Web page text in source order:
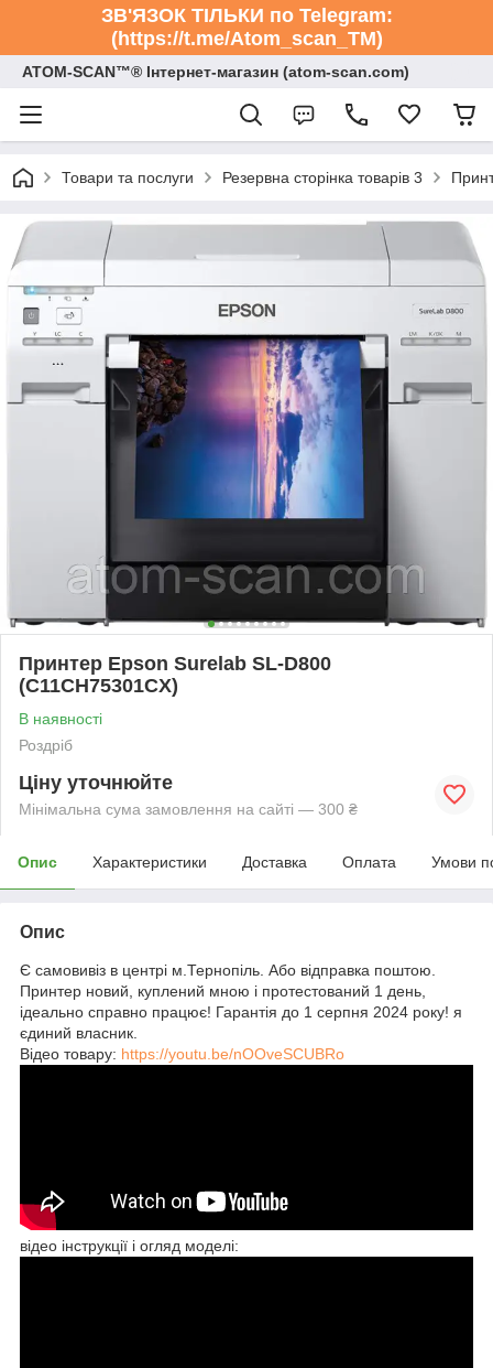
ЗВ'ЯЗОК ТІЛЬКИ по Telegram:
(https://t.me/Atom_scan_TM)
ATOM-SCAN™® Інтернет-магазин (atom-scan.com)
Товари та послуги Резервна сторінка товарів 3
Принтер Epson Surelab SL-D800
(C11CH75301CX)
В наявності
Роздріб
Ціну уточнюйте
Мінімальна сума замовлення на сайті — 300 ₴
Опис Характеристики Доставка Оплата Умови
Опис
Є самовивіз в центрі м.Тернопіль. Або відправка поштою.
Принтер новий, куплений мною і протестований 1 день,
ідеально справно працює! Гарантія до 1 серпня 2024 року! я
єдиний власник.
Відео товару: https://youtu.be/nOOveSCUBRo
відео інструкції і огляд моделі: